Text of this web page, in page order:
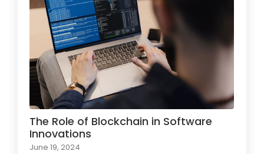
The Role of Blockchain in Software
Innovations
June 19, 2024